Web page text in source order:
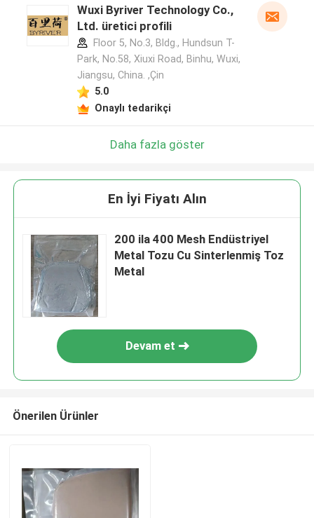
Wuxi Byriver Technology Co.,
Ltd. üretici profili
Floor 5, No.3, Bldg., Hundsun T-
Park, No.58, Xiuxi Road, Binhu, Wuxi,
Jiangsu, China. ,Çin
5.0
Onaylı tedarikçi
Daha fazla göster
En İyi Fiyatı Alın
200 ila 400 Mesh Endüstriyel
Metal Tozu Cu Sinterlenmiş Toz
Metal
Devam et
Önerilen Ürünler